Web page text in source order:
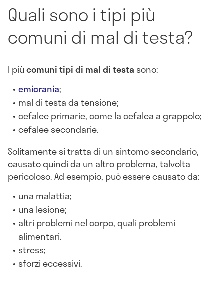
Quali sono i tipi più
comuni di mal di testa?
I piùcomuni tipi di mal di testa sono:
emicrania;
mal di testa da tensione;
cefalee primarie, come la cefalea a grappolo;
cefalee secondarie.
Solitamente si tratta di un sintomo secondario,
causato quindi da un altro problema, talvolta
pericoloso. Ad esempio, può essere causato da:
una malattia;
una lesione;
altri problemi nel corpo, quali problemi
alimentari.
stress;
sforzi eccessivi.